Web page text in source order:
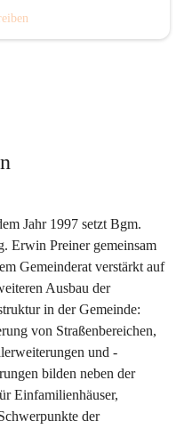
Jahr 1997 setzt Bgm.
Erwin Preiner gemeinsam
Gemeinderat verstärkt auf
Ausbau der
in der Gemeinde:
von Straßenbereichen,
und -
bilden neben der
Einfamilienhäuser,
der